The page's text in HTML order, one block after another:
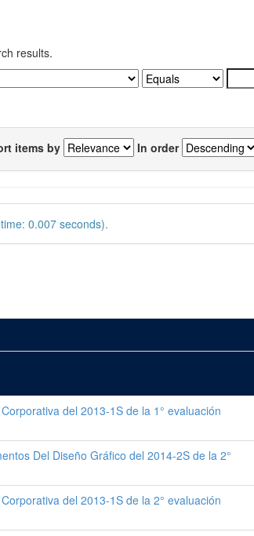
results.
items by In order
0.007 seconds).
del 2013-1S de la 1° evaluación
Del Diseño Gráfico del 2014-2S de la 2°
del 2013-1S de la 2° evaluación